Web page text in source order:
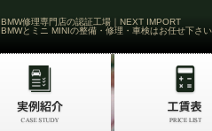
BMW修理専門店の認証工場｜NEXT IMPORT
BMWとミニ MINIの整備・修理・車検はお任せ下さい